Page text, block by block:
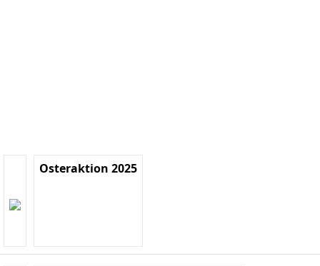
Osteraktion 2025